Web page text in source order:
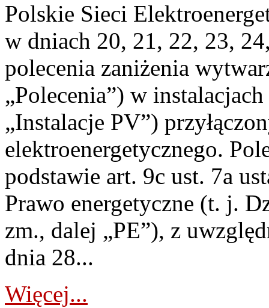
Polskie Sieci
w dniach 20, 21, 22, 23,
polecenia zaniżenia
„Polecenia”) w
„Instalacje PV”)
elektroenergetycznego.
podstawie art. 9c ust. 7a
Prawo energetyczne (t. j.
zm., dalej „PE”), z
dnia 28...
Więcej...